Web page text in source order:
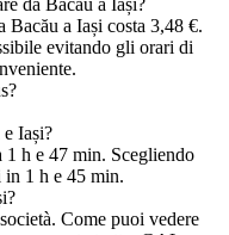
da Bacău a Iași?
a Iași costa 3,48 €.
evitando gli orari di
Iași?
h e 47 min. Scegliendo
1 h e 45 min.
Come puoi vedere